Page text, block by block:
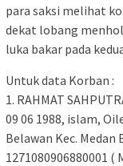
para saksi melihat
dekat lobang menhol
luka bakar pada
Untuk data Korban :
1. RAHMAT
09 06 1988, islam,
Belawan Kec. Medan
1271080906880001 (